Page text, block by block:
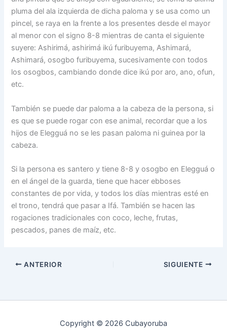
pluma del ala izquierda de dicha paloma y se usa como un
pincel, se raya en la frente a los presentes desde el mayor
al menor con el signo 8-8 mientras de canta el siguiente
suyere: Ashirimá, ashirimá ikú furibuyema, Ashimará,
Ashimará, osogbo furibuyema, sucesivamente con todos
los osogbos, cambiando donde dice ikú por aro, ano, ofun,
etc.
También se puede dar paloma a la cabeza de la persona, si
es que se puede rogar con ese animal, recordar que a los
hijos de Elegguá no se les pasan paloma ni guinea por la
cabeza.
Si la persona es santero y tiene 8-8 y osogbo en Elegguá o
en el ángel de la guarda, tiene que hacer ebboses
constantes de por vida, y todos los días mientras esté en
el trono, tendrá que pasar a Ifá. También se hacen las
rogaciones tradicionales con coco, leche, frutas,
pescados, panes de maíz, etc.
ANTERIOR SIGUIENTE
Copyright © 2026 Cubayoruba